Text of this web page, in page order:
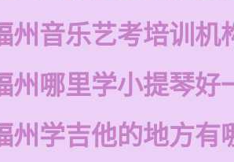
州音乐艺考培训机
州哪里学小提琴好
州学吉他的地方有